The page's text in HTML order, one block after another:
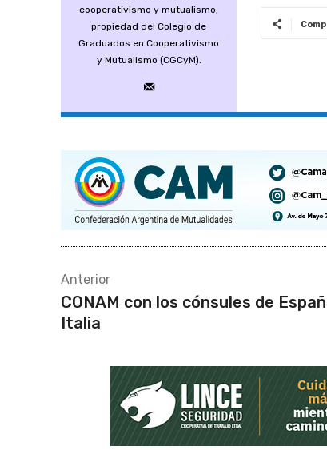
cooperativismo y mutualismo,
propiedad del Colegio de
Graduados en Cooperativismo
y Mutualismo (CGCyM).
Anterior
CONAM con los cónsules de
Italia